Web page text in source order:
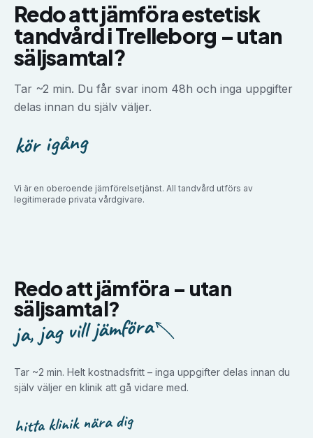
Redo att jämföraestetisk
tandvårdiTrelleborg –utan
säljsamtal?
Tar ~2 min. Du får svar inom 48h och inga uppgifter
delas innan du själv väljer.
kör igång
Vi är en oberoende jämförelsetjänst. All tandvård utförs av
legitimerade privata vårdgivare.
Redo att jämföra – utan
säljsamtal?
ja, jag vill jämföra
Tar ~2 min. Helt kostnadsfritt – inga uppgifter delas innan du
själv väljer en klinik att gå vidare med.
hitta klinik nära dig